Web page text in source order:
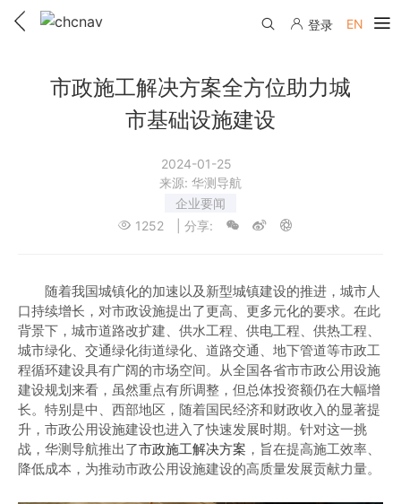
线上自助寄修
维修进度查询
售后服务政策
售前问答
行业无忧
帮助中心
测绘产品
三维智能
申请成为伙伴
资讯中心
了解华测
关于华测
商业道德与反腐败政策
投资者关系
登录 EN
市政施工解决方案全方位助力城
市基础设施建设
2024-01-25
来源: 华测导航
企业要闻
1252
| 分享:
随着我国城镇化的加速以及新型城镇建设的推进，城市人
口持续增长，对市政设施提出了更高、更多元化的要求。在此
背景下，城市道路改扩建、供水工程、供电工程、供热工程、
城市绿化、交通绿化街道绿化、道路交通、地下管道等市政工
程循环建设具有广阔的市场空间。从全国各省市市政公用设施
建设规划来看，虽然重点有所调整，但总体投资额仍在大幅增
长。特别是中、西部地区，随着国民经济和财政收入的显著提
升，市政公用设施建设也进入了快速发展时期。针对这一挑
战，华测导航推出了市政施工解决方案 ，旨在提高施工效率、
降低成本，为推动市政公用设施建设的高质量发展贡献力量。